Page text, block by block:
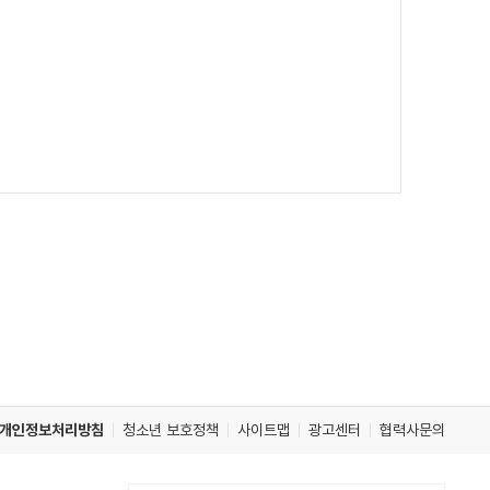
개인정보처리방침 청소년 보호정책 사이트맵 광고센터 협력사문의